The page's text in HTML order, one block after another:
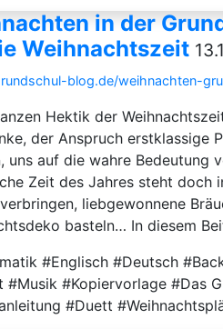
in der
Weihnachtszeit
blog.de/weihnachten-
Hektik der
der Anspruch erstklassige
uns auf die wahre Bedeutung
Zeit des Jahres steht doch
liebgewonnene
basteln… In diesem
#Englisch #Deutsch
#Musik #Kopiervorlage #Das
#Duett